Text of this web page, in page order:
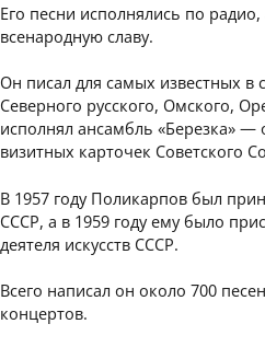
Его песни исполнялись по
всенародную славу.
Он писал для самых известных в
Северного русского, Омского,
исполнял ансамбль «Березка» —
визитных карточек Советского
В 1957 году Поликарпов был
СССР, а в 1959 году ему было
деятеля искусств СССР.
Всего написал он около 700
концертов.